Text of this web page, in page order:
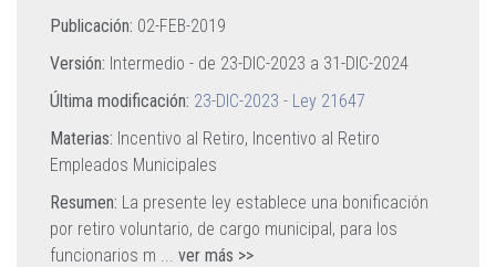
Publicación: 02-FEB-2019
Versión: Intermedio - de 23-DIC-2023 a 31-DIC-2024
Última modificación: 23-DIC-2023 - Ley 21647
Materias: Incentivo al Retiro, Incentivo al Retiro
Empleados Municipales
Resumen: La presente ley establece una bonificación
por retiro voluntario, de cargo municipal, para los
funcionarios m ... ver más >>